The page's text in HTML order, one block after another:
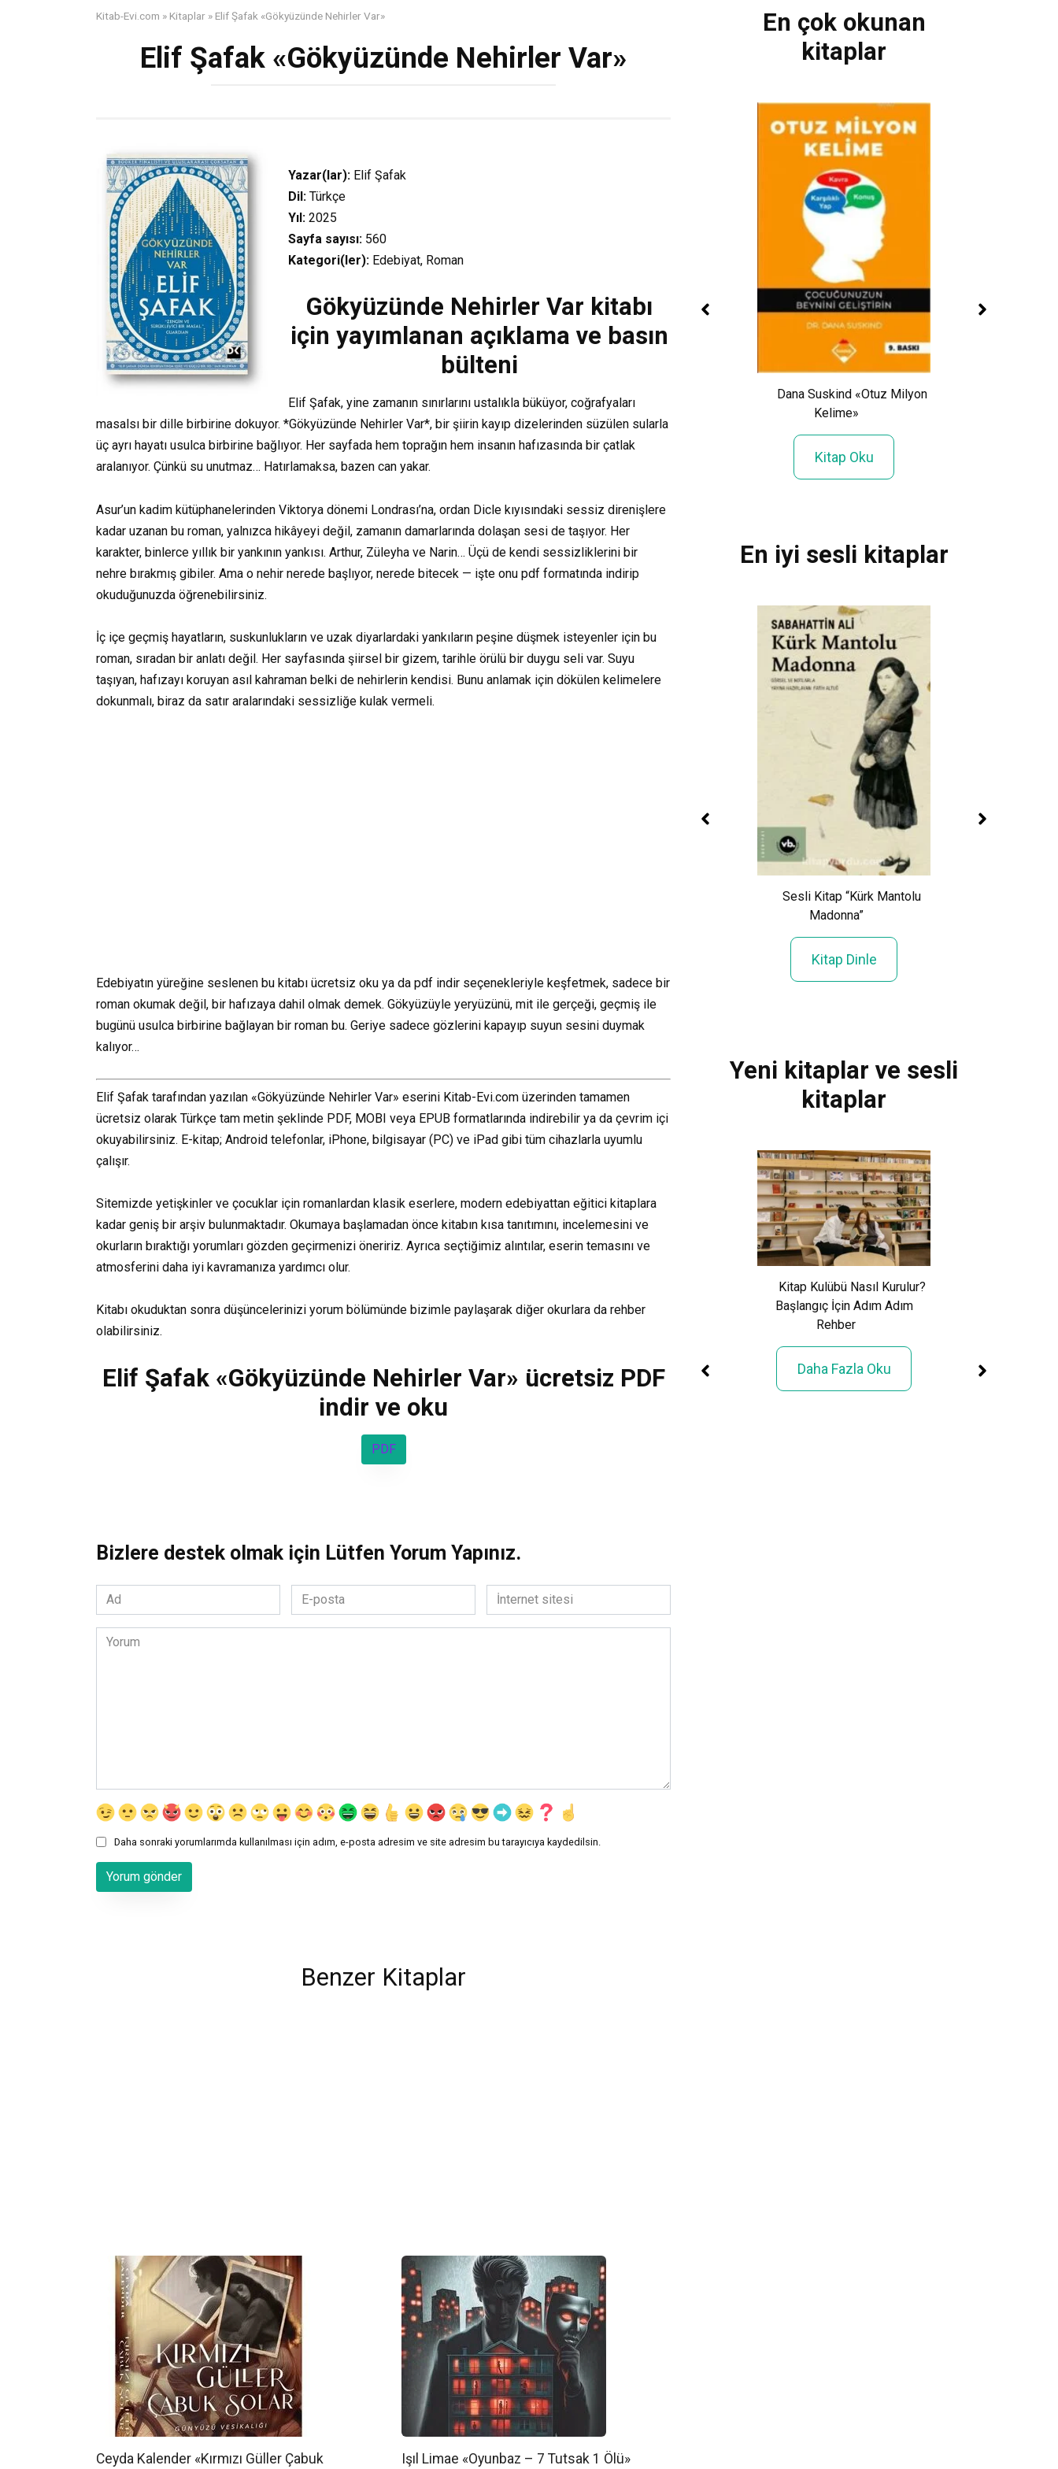
Kitab-Evi.com » Kitaplar » Elif Şafak «Gökyüzünde Nehirler Var»
Elif Şafak «Gökyüzünde Nehirler Var»
Yazar(lar): Elif Şafak
Dil: Türkçe
Yıl: 2025
Sayfa sayısı: 560
Kategori(ler): Edebiyat, Roman
Gökyüzünde Nehirler Var kitabı
için yayımlanan açıklama ve basın
bülteni
Elif Şafak, yine zamanın sınırlarını ustalıkla büküyor, coğrafyaları
masalsı bir dille birbirine dokuyor. *Gökyüzünde Nehirler Var*, bir şiirin kayıp dizelerinden süzülen sularla
üç ayrı hayatı usulca birbirine bağlıyor. Her sayfada hem toprağın hem insanın hafızasında bir çatlak
aralanıyor. Çünkü su unutmaz… Hatırlamaksa, bazen can yakar.
Asur’un kadim kütüphanelerinden Viktorya dönemi Londrası’na, ordan Dicle kıyısındaki sessiz direnişlere
kadar uzanan bu roman, yalnızca hikâyeyi değil, zamanın damarlarında dolaşan sesi de taşıyor. Her
karakter, binlerce yıllık bir yankının yankısı. Arthur, Züleyha ve Narin… Üçü de kendi sessizliklerini bir
nehre bırakmış gibiler. Ama o nehir nerede başlıyor, nerede bitecek — işte onu pdf formatında indirip
okuduğunuzda öğrenebilirsiniz.
İç içe geçmiş hayatların, suskunlukların ve uzak diyarlardaki yankıların peşine düşmek isteyenler için bu
roman, sıradan bir anlatı değil. Her sayfasında şiirsel bir gizem, tarihle örülü bir duygu seli var. Suyu
taşıyan, hafızayı koruyan asıl kahraman belki de nehirlerin kendisi. Bunu anlamak için dökülen kelimelere
dokunmalı, biraz da satır aralarındaki sessizliğe kulak vermeli.
Edebiyatın yüreğine seslenen bu kitabı ücretsiz oku ya da pdf indir seçenekleriyle keşfetmek, sadece bir
roman okumak değil, bir hafızaya dahil olmak demek. Gökyüzüyle yeryüzünü, mit ile gerçeği, geçmiş ile
bugünü usulca birbirine bağlayan bir roman bu. Geriye sadece gözlerini kapayıp suyun sesini duymak
kalıyor…
Elif Şafak tarafından yazılan «Gökyüzünde Nehirler Var» eserini Kitab-Evi.com üzerinden tamamen
ücretsiz olarak Türkçe tam metin şeklinde PDF, MOBI veya EPUB formatlarında indirebilir ya da çevrim içi
okuyabilirsiniz. E-kitap; Android telefonlar, iPhone, bilgisayar (PC) ve iPad gibi tüm cihazlarla uyumlu
çalışır.
Sitemizde yetişkinler ve çocuklar için romanlardan klasik eserlere, modern edebiyattan eğitici kitaplara
kadar geniş bir arşiv bulunmaktadır. Okumaya başlamadan önce kitabın kısa tanıtımını, incelemesini ve
okurların bıraktığı yorumları gözden geçirmenizi öneririz. Ayrıca seçtiğimiz alıntılar, eserin temasını ve
atmosferini daha iyi kavramanıza yardımcı olur.
Kitabı okuduktan sonra düşüncelerinizi yorum bölümünde bizimle paylaşarak diğer okurlara da rehber
olabilirsiniz.
Elif Şafak «Gökyüzünde Nehirler Var» ücretsiz PDF
indir ve oku
PDF
Bizlere destek olmak için Lütfen Yorum Yapınız.
Ad
*
E-
posta
*
İnternet
sitesi
Yorum
Daha sonraki yorumlarımda kullanılması için adım, e-posta adresim ve site adresim bu tarayıcıya kaydedilsin.
Benzer Kitaplar
Ceyda Kalender «Kırmızı Güller Çabuk Işıl Limae «Oyunbaz – 7 Tutsak 1 Ölü»
En çok okunan
kitaplar
Asi Çakıltaşı Serisi 2»
Dana Suskind «Otuz Milyon
Kelime»
Kitap Oku
En iyi sesli kitaplar
Sesli Kitap “Kürk Mantolu
Madonna”
Kitap Dinle
Yeni kitaplar ve sesli
kitaplar
Kitap Kulübü Nasıl Kurulur?
Başlangıç İçin Adım Adım
Rehber
Daha Fazla Oku